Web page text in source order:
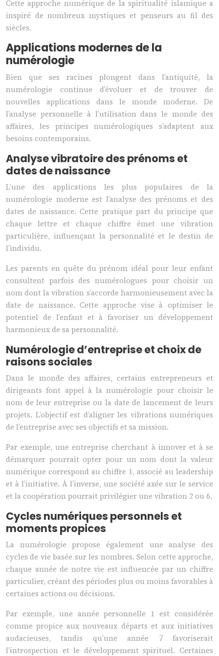
Cette approche numérique de la spiritualité islamique a
inspiré de nombreux mystiques et penseurs au fil des
siècles.
Applications modernes de la
numérologie
Bien que ses racines plongent dans l’antiquité, la
numérologie continue d’évoluer et de trouver de
nouvelles applications dans le monde moderne. De
l’analyse personnelle à l’utilisation dans le monde des
affaires, les principes numérologiques s’adaptent aux
besoins contemporains.
Analyse vibratoire des prénoms et
dates de naissance
L’une des applications les plus populaires de la
numérologie moderne est l’analyse des prénoms et des
dates de naissance. Cette pratique part du principe que
chaque lettre et chaque chiffre émet une vibration
particulière, influençant la personnalité et le destin de
l’individu.
Les parents en quête du prénom idéal pour leur enfant
consultent parfois des numérologues pour choisir un
nom dont la vibration s’accorde harmonieusement avec la
date de naissance. Cette approche vise à optimiser le
potentiel de l’enfant et à favoriser un développement
harmonieux de sa personnalité.
Numérologie d’entreprise et choix de
raisons sociales
Dans le monde des affaires, certains entrepreneurs et
dirigeants font appel à la numérologie pour choisir le
nom de leur entreprise ou la date de lancement de leurs
projets. L’objectif est d’aligner les vibrations numériques
de l’entreprise avec ses objectifs et sa mission.
Par exemple, une entreprise cherchant à innover et à se
démarquer pourrait opter pour un nom dont la valeur
numérique correspond au chiffre 1, associé au leadership
et à l’initiative. À l’inverse, une société axée sur le service
et la coopération pourrait privilégier une vibration 2 ou 6.
Cycles numériques personnels et
moments propices
La numérologie propose également une analyse des
cycles de vie basée sur les nombres. Selon cette approche,
chaque année de notre vie est influencée par un chiffre
particulier, créant des périodes plus ou moins favorables à
certaines actions ou décisions.
Par exemple, une année personnelle 1 est considérée
comme propice aux nouveaux départs et aux initiatives
audacieuses, tandis qu’une année 7 favoriserait
l’introspection et le développement spirituel. Certaines